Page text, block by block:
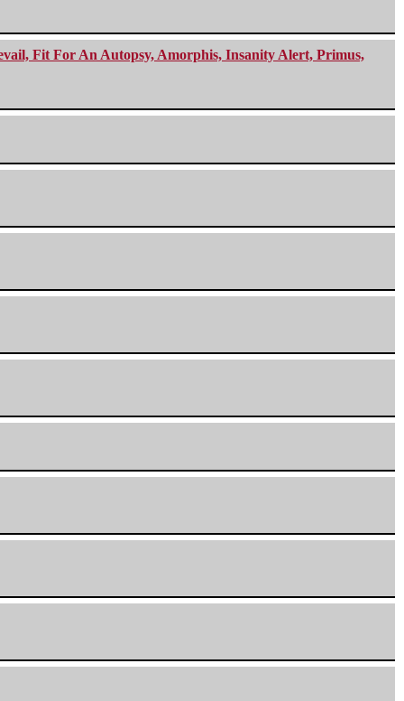
Fit For An Autopsy, Amorphis, Insanity Alert, Primus,